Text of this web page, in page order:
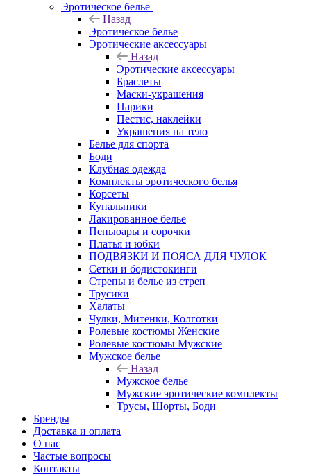
Эротическое белье
Назад
Эротическое белье
Эротические аксессуары
Назад
Эротические аксессуары
Браслеты
Маски-украшения
Парики
Пестис, наклейки
Украшения на тело
Белье для спорта
Боди
Клубная одежда
Комплекты эротического белья
Корсеты
Купальники
Лакированное белье
Пеньюары и сорочки
Платья и юбки
ПОДВЯЗКИ И ПОЯСА ДЛЯ ЧУЛОК
Сетки и бодистокинги
Стрепы и белье из стреп
Трусики
Халаты
Чулки, Митенки, Колготки
Ролевые костюмы Женские
Ролевые костюмы Мужские
Мужское белье
Назад
Мужское белье
Мужские эротические комплекты
Трусы, Шорты, Боди
Бренды
Доставка и оплата
О нас
Частые вопросы
Контакты